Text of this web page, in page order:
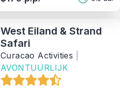
West Eiland & Strand
Safari
Curacao Activities
AVONTUURLIJK